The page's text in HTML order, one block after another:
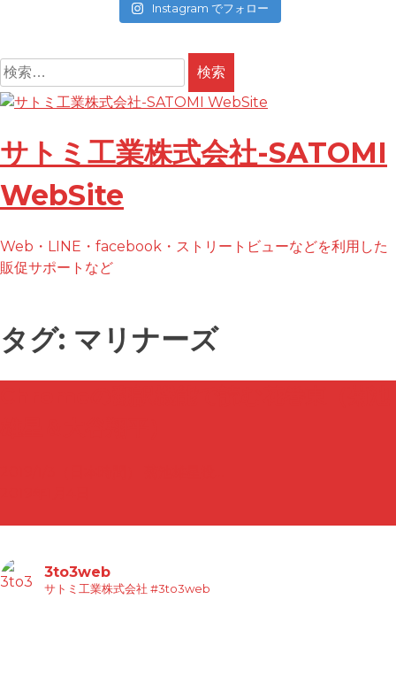
Instagram でフォロー
検
索:
コ
テ
ン
ツ
へ
キ
ッ
サトミ工業株式会社-SATOMI
WebSite
Web・LINE・facebook・ストリートビューなどを利用した
販促サポートなど
タグ: マリナーズ
3to3web
サトミ工業株式会社 #3to3web